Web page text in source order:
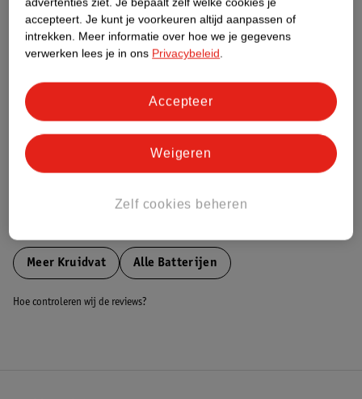
Nature Impact Score
Impact Score.
Meer informatie
Bestel & Bezorginformatie
Meer Kruidvat Alle Batterijen
Hoe controleren wij de reviews?
accepteert. Je kunt je voorkeuren altijd aanpassen of
intrekken. Meer informatie over hoe we je gegevens
verwerken lees je in ons Privacybeleid.
Zelf cookies beheren
Weigeren
Accepteer